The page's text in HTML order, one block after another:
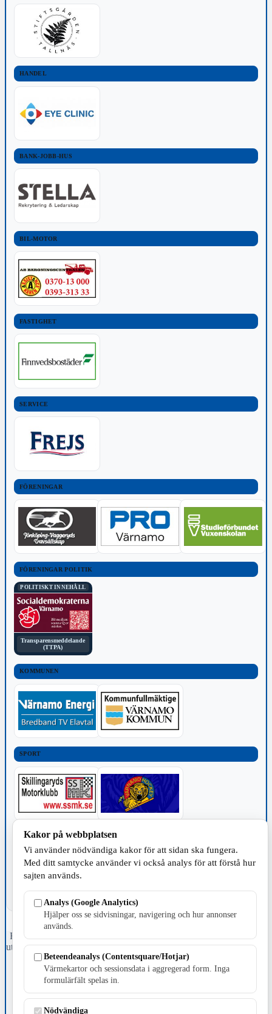
HANDEL
BANK-JOBB-HUS
BIL-MOTOR
FASTIGHET
SERVICE
FÖRENINGAR
FÖRENINGAR POLITIK
POLITISKT INNEHÅLL
Transparensmeddelande
(TTPA)
KOMMUNEN
SPORT
TILLVERKNING
Fristående webbtidningsföretag grundat 1991 som sedan 2002 ger
ut tidningen Skillingaryd.nu och 2010 lanserades Värnamo.nu. Från
april 2026 omfattar Skillingaryd.nu tre kommuner: Gnosjö,
Värnamo och Vaggeryds kommun.
E-post: redaktionen@skillingaryd.nu
Postadress: Gisslaköp 1, 568 92 Skillingaryd
Kakor på webbplatsen
Vi använder nödvändiga kakor för att sidan ska fungera.
Med ditt samtycke använder vi också analys för att förstå hur
sajten används.
Analys (Google Analytics)
Hjälper oss se sidvisningar, navigering och hur annonser
används.
Beteendeanalys (Contentsquare/Hotjar)
Värmekartor och sessionsdata i aggregerad form. Inga
formulärfält spelas in.
Nödvändiga